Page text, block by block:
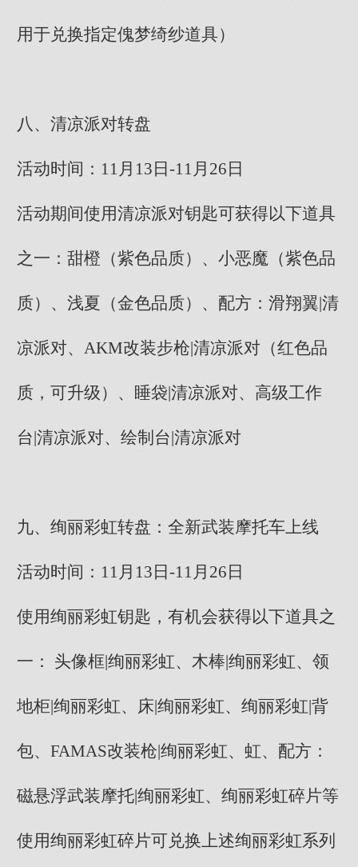
用于兑换指定傀梦绮纱道具）
八、清凉派对转盘
活动时间：11月13日-11月26日
活动期间使用清凉派对钥匙可获得以下道具
之一：甜橙（紫色品质）、小恶魔（紫色品
质）、浅夏（金色品质）、配方：滑翔翼|清
凉派对、AKM改装步枪|清凉派对（红色品
质，可升级）、睡袋|清凉派对、高级工作
台|清凉派对、绘制台|清凉派对
九、绚丽彩虹转盘：全新武装摩托车上线
活动时间：11月13日-11月26日
使用绚丽彩虹钥匙，有机会获得以下道具之
一： 头像框|绚丽彩虹、木棒|绚丽彩虹、领
地柜|绚丽彩虹、床|绚丽彩虹、绚丽彩虹|背
包、FAMAS改装枪|绚丽彩虹、虹、配方：
磁悬浮武装摩托|绚丽彩虹、绚丽彩虹碎片等
使用绚丽彩虹碎片可兑换上述绚丽彩虹系列